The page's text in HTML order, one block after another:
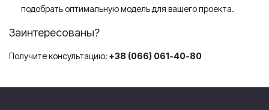
подобрать оптимальную модель для вашего проекта.
Заинтересованы?
Получите консультацию: +38 (066) 061-40-80